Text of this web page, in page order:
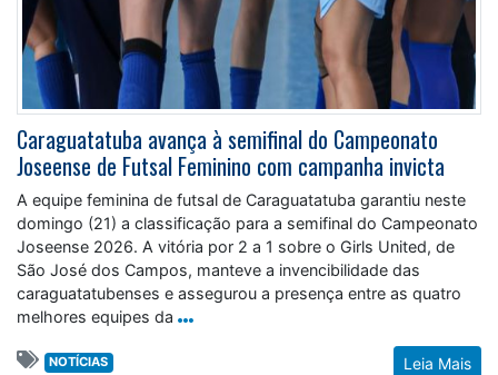
Caraguatatuba avança à semifinal do Campeonato
Joseense de Futsal Feminino com campanha invicta
A equipe feminina de futsal de Caraguatatuba garantiu neste
domingo (21) a classificação para a semifinal do Campeonato
Joseense 2026. A vitória por 2 a 1 sobre o Girls United, de
São José dos Campos, manteve a invencibilidade das
caraguatatubenses e assegurou a presença entre as quatro
melhores equipes da
Leia Mais
NOTÍCIAS